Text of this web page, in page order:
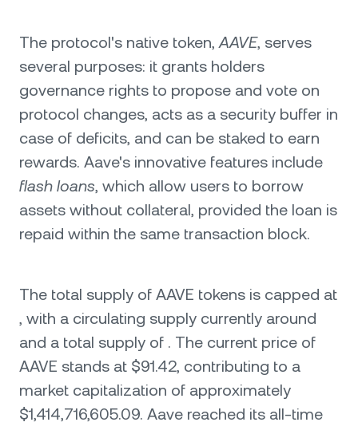
The protocol's native token,AAVE, serves
several purposes: it grants holders
governance rights to propose and vote on
protocol changes, acts as a security buffer in
case of deficits, and can be staked to earn
rewards. Aave's innovative features include
flash loans, which allow users to borrow
assets without collateral, provided the loan is
repaid within the same transaction block.
The total supply of AAVE tokens is capped at
, with a circulating supply currently around
and a total supply of . The current price of
AAVE stands at $91.42, contributing to a
market capitalization of approximately
$1,414,716,605.09. Aave reached its all-time